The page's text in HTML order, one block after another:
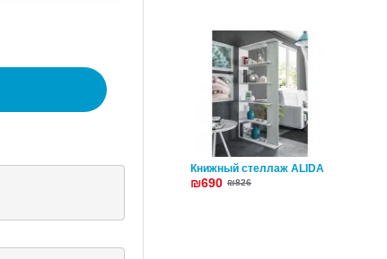
Книжный стеллаж ALIDA
₪690 ₪826